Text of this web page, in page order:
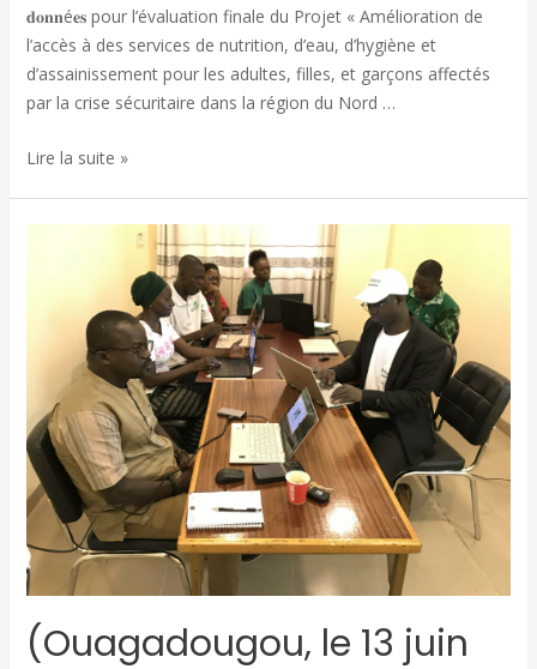
𝐝𝐨𝐧𝐧é𝐞𝐬 pour l’évaluation finale du Projet « Amélioration de
l’accès à des services de nutrition, d’eau, d’hygiène et
d’assainissement pour les adultes, filles, et garçons affectés
par la crise sécuritaire dans la région du Nord …
Lire la suite »
(Ouagadougou, le 13 juin